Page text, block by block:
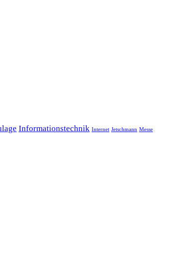
Informationstechnik Internet Jetschmann Messe